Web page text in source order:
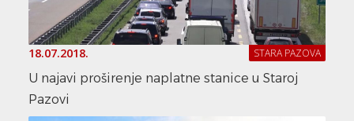
18.07.2018. STARA PAZOVA
U najavi proširenje naplatne stanice u Staroj
Pazovi